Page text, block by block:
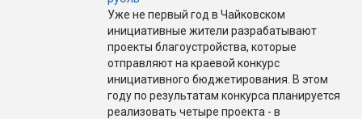
Уже не первый год в Чайковском
инициативные жители разрабатывают
проекты благоустройства, которые
отправляют на краевой конкурс
инициативного бюджетирования. В этом
году по результатам конкурса планируется
реализовать четыре проекта - в